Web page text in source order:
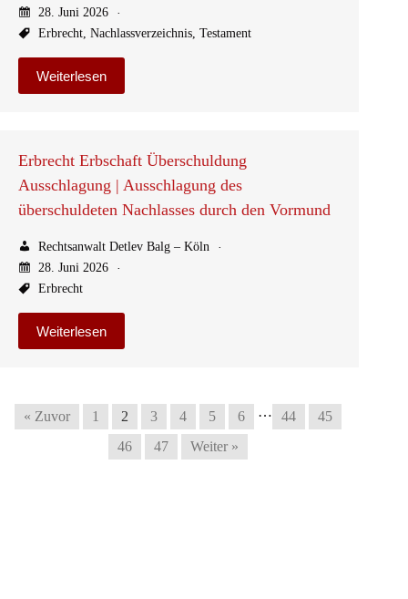
28. Juni 2026
Erbrecht, Nachlassverzeichnis, Testament
Weiterlesen
Erbrecht Erbschaft Überschuldung
Ausschlagung | Ausschlagung des
überschuldeten Nachlasses durch den Vormund
Rechtsanwalt Detlev Balg – Köln
28. Juni 2026
Erbrecht
Weiterlesen
« Zuvor 1 2 3 4 5 6 … 44
45
46
47 Weiter »